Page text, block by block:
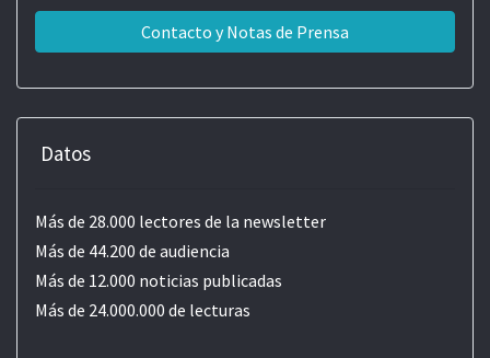
Contacto y Notas de Prensa
Datos
Más de 28.000 lectores de la newsletter
Más de 44.200 de audiencia
Más de 12.000 noticias publicadas
Más de 24.000.000 de lecturas